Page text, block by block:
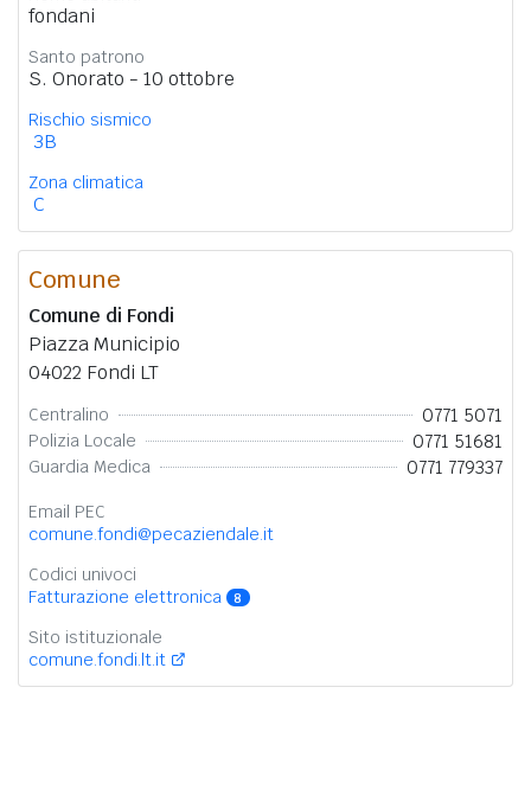
fondani
Santo patrono
S. Onorato - 10 ottobre
Rischio sismico
3B
Zona climatica
C
Comune
Comune di Fondi
Piazza Municipio
04022 Fondi LT
Centralino 0771 5071
Polizia Locale 0771 51681
Guardia Medica 0771 779337
Email PEC
comune.fondi@pecaziendale.it
Codici univoci
Fatturazione elettronica
8
Sito istituzionale
comune.fondi.lt.it